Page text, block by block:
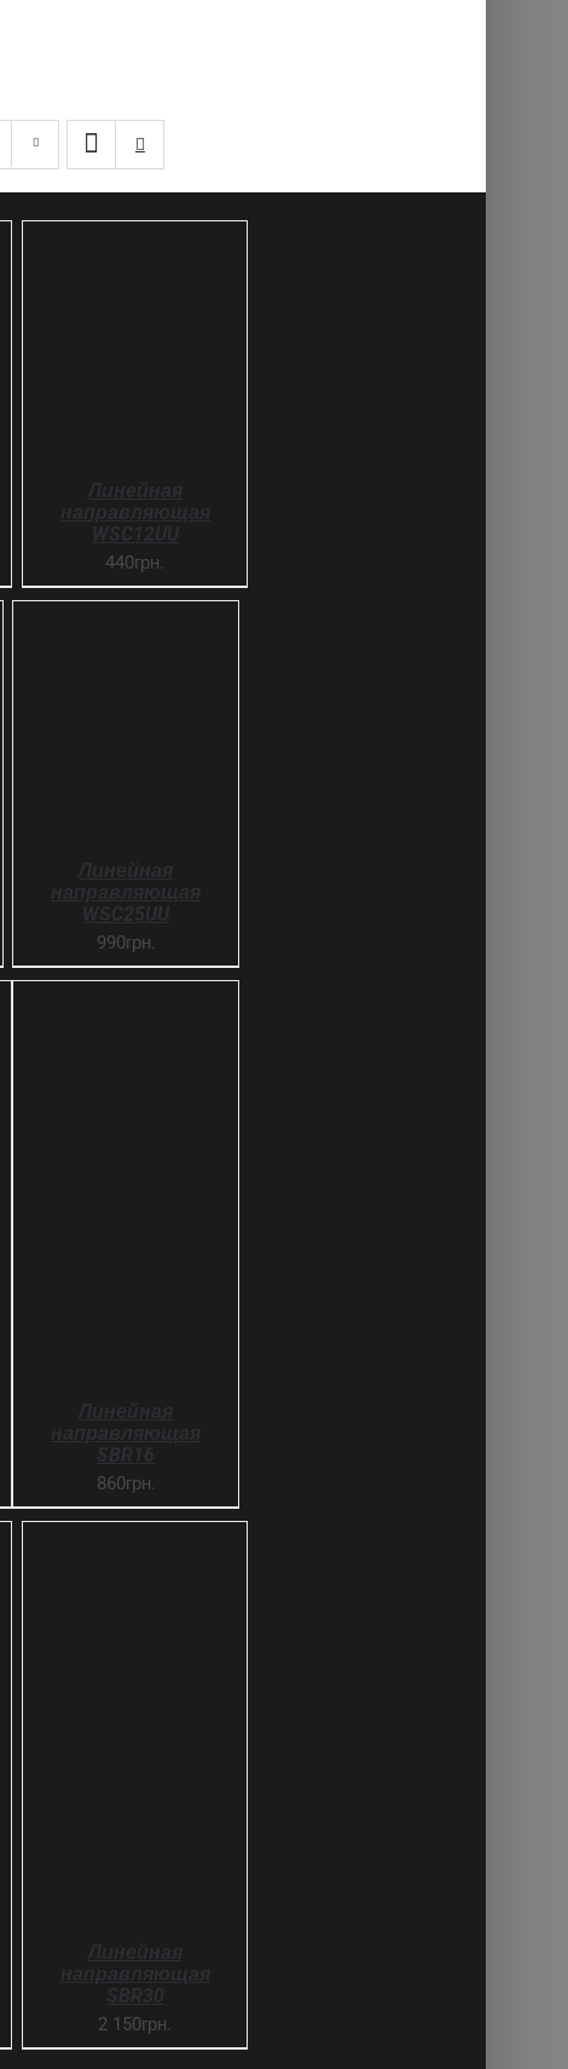
Линейная
направляющая
WSC12UU
440грн.
Линейная
направляющая
WSC25UU
990грн.
Линейная
направляющая
SBR16
860грн.
Линейная
направляющая
SBR30
2 150грн.